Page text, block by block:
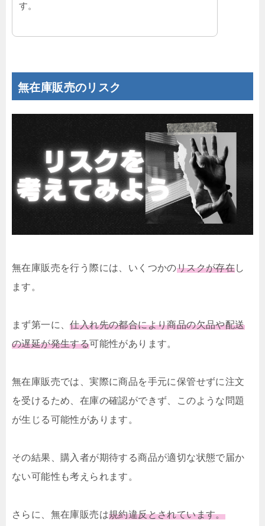
す。
無在庫販売のリスク
無在庫販売を行う際には、いくつかのリスクが存在し
ます。
まず第一に、仕入れ先の都合により商品の欠品や配送
の遅延が発生する可能性があります。
無在庫販売では、実際に商品を手元に保管せずに注文
を受けるため、在庫の確認ができず、このような問題
が生じる可能性があります。
その結果、購入者が期待する商品が適切な状態で届か
ない可能性も考えられます。
さらに、無在庫販売は規約違反とされています。